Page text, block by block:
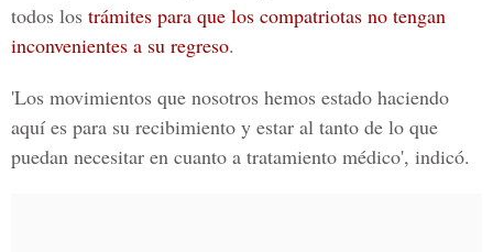
todos los trámites para que los compatriotas no tengan
inconvenientes a su regreso.
'Los movimientos que nosotros hemos estado haciendo
aquí es para su recibimiento y estar al tanto de lo que
puedan necesitar en cuanto a tratamiento médico', indicó.